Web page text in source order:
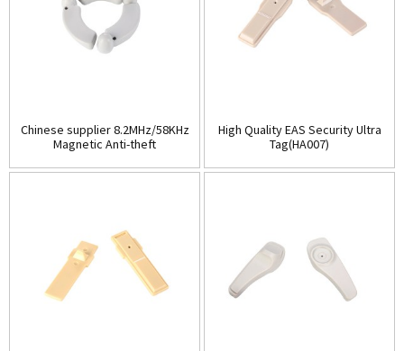
Chinese supplier 8.2MHz/58KHz
Magnetic Anti-theft
High Quality EAS Security Ultra
Tag(HA007)